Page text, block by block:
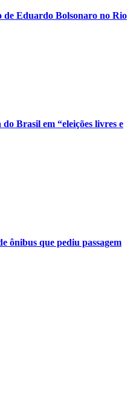
de Eduardo Bolsonaro no Rio
Brasil em “eleições livres e
ônibus que pediu passagem